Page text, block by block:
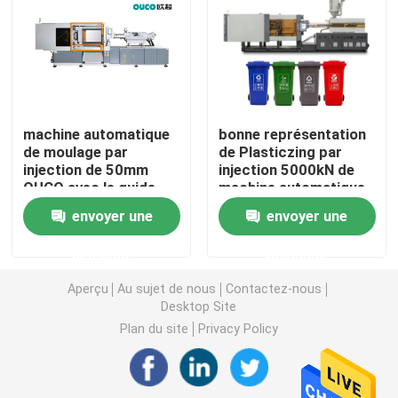
Machine hydraulique de moulage par injection
Machine de moulage par injection de haute précision
machine à grande vitesse de moulage par injection
Machine de moulage par injection de moteur servo
Machine de moulage par injection de PVC
Mini Injection Molding Machine
machine automatique
de moulage par
injection de 50mm
OUCO avec le guide
linéaire 300Ton à
grande vitesse
envoyer une
bonne représentation
de Plasticzing par
injection 5000kN de
machine automatique
de moulage 810
millimètresenvoyer une
Aperçu Au sujet de nous
Contactez-nous
Desktop Site
Plan du site
Privacy Policy